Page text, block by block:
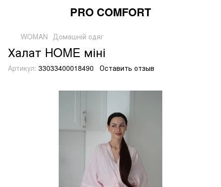
PRO COMFORT
WOMAN Домашній одяг
Халат HOME міні
Артикул: 33033400018490 Оставить отзыв